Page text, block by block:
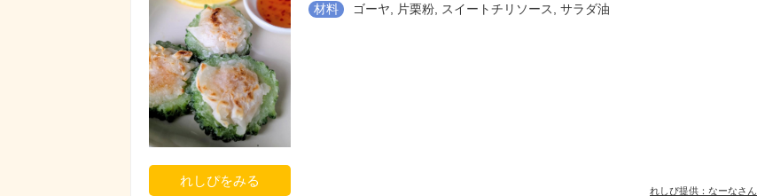
れしぴをみる
材料 ゴーヤ, 片栗粉, スイートチリソース, サラダ油
れしぴ提供：なーなさん